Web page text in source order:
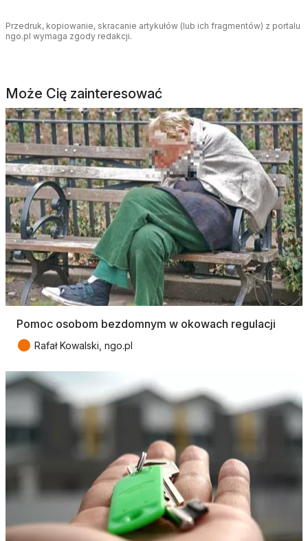
Przedruk, kopiowanie, skracanie artykułów (lub ich fragmentów) z portalu
ngo.pl wymaga zgody redakcji.
Może Cię zainteresować
Pomoc osobom bezdomnym w okowach regulacji
● Rafał Kowalski, ngo.pl